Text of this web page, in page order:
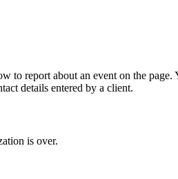
to report about an event on the
details entered by a client.
is over.